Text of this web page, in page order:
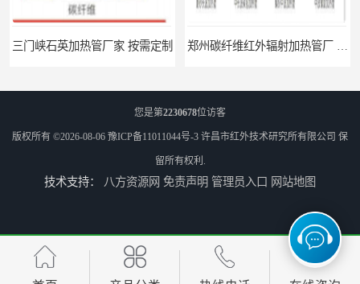
郑州碳纤维红外辐射加热管厂 真材实料 南阳定制 红外辐射烘箱电话 安装便捷
安阳红外辐射烘箱规格 实用性强 濮阳红外辐射加热烘箱电话 使用便利
您是第2230678位访客
版权所有 ©2026-08-06 豫ICP备11011044号-3 许昌市红外技术研究所有限公司 保
留所有权利.
技术支持： 八方资源网 免责声明 管理员入口 网站地图